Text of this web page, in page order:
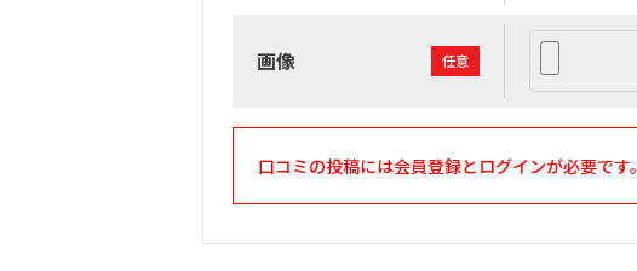
画像 任意
口コミの投稿には会員登録とログインが必要です。